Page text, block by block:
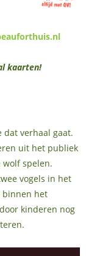
kaarten!
dat verhaal gaat.
uit het publiek
wolf spelen.
vogels in het
binnen het
kinderen nog